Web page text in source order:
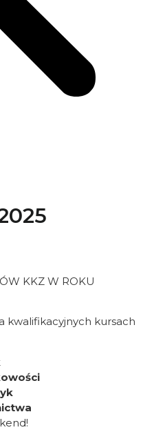
KKZ W ROKU
kwalifikacyjnych kursach